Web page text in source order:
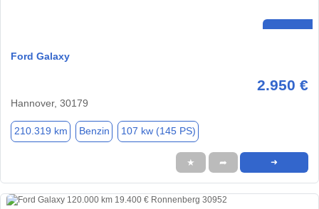
Ford Galaxy
2.950 €
Hannover, 30179
210.319 km Benzin 107 kw (145 PS)
★ ➦ ➜